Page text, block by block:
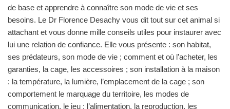
de base et apprendre à connaître son mode de vie et ses
besoins. Le Dr Florence Desachy vous dit tout sur cet animal si
attachant et vous donne mille conseils utiles pour instaurer avec
lui une relation de confiance. Elle vous présente : son habitat,
ses prédateurs, son mode de vie ; comment et où l’acheter, les
garanties, la cage, les accessoires ; son installation à la maison
: la température, la lumière, l’emplacement de la cage ; son
comportement le marquage du territoire, les modes de
communication, le jeu ; l’alimentation, la reproduction, les